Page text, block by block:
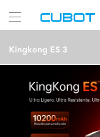
Kingkong ES 3